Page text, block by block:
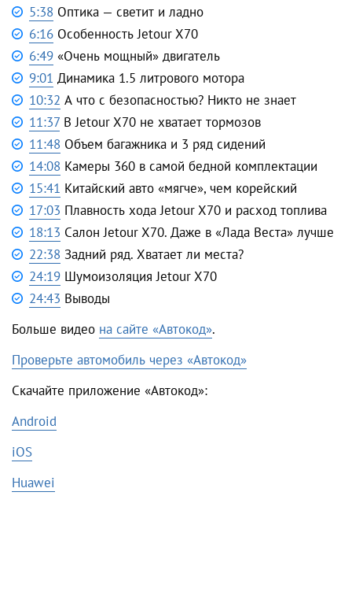
5:38 Оптика — светит и ладно
6:16 Особенность Jetour X70
6:49 «Очень мощный» двигатель
9:01 Динамика 1.5 литрового мотора
10:32 А что с безопасностью? Никто не знает
11:37 В Jetour X70 не хватает тормозов
11:48 Объем багажника и 3 ряд сидений
14:08 Камеры 360 в самой бедной комплектации
15:41 Китайский авто «мягче», чем корейский
17:03 Плавность хода Jetour X70 и расход топлива
18:13 Салон Jetour X70. Даже в «Лада Веста» лучше
22:38 Задний ряд. Хватает ли места?
24:19 Шумоизоляция Jetour X70
24:43 Выводы
Больше видео на сайте «Автокод».
Проверьте автомобиль через «Автокод»
Скачайте приложение «Автокод»:
Android
iOS
Huawei